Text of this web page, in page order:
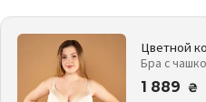
Цветной
Бра с
1 889
₴